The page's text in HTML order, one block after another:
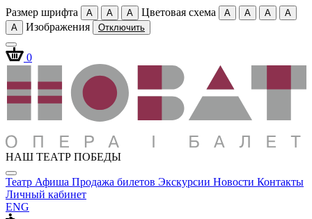
Размер шрифта A A A Цветовая схема A A A
A
A
Изображения Отключить
0
НАШ ТЕАТР ПОБЕДЫ
Театр Афиша Продажа билетов Экскурсии Новости Контакты
Личный кабинет
ENG